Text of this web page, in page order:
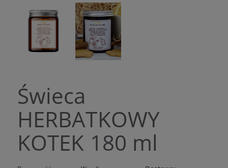
Świeca
HERBATKOWY
KOTEK 180 ml